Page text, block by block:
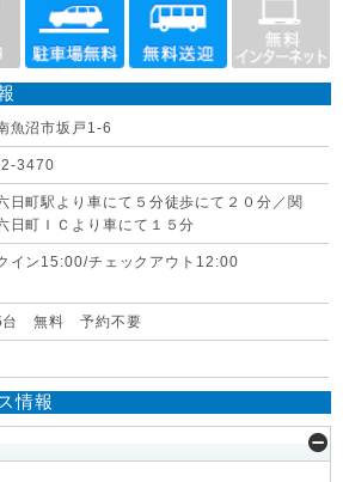
魚沼市坂戸1-6
3470
日町駅より車にて５分徒歩にて２０分／関
町ＩＣより車にて１５分
イン15:00/チェックアウト12:00
台 無料 予約不要
情報